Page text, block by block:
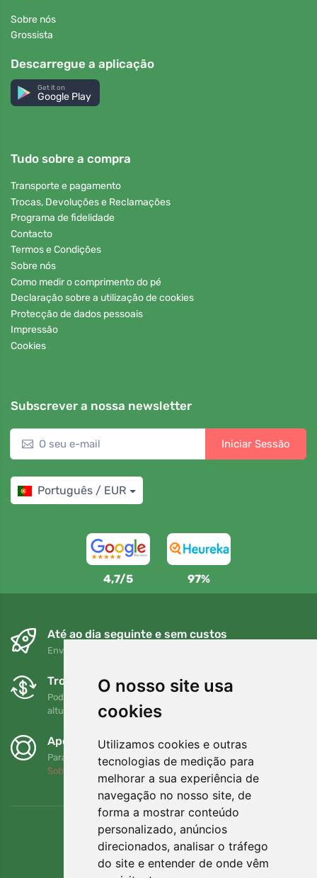
O nosso site usa
cookies
Utilizamos cookies e outras
tecnologias de medição para
melhorar a sua experiência de
navegação no nosso site, de
forma a mostrar conteúdo
personalizado, anúncios
direcionados, analisar o tráfego
do site e entender de onde vêm
Sobre nós
Grossista
Descarregue a aplicação
Get it on
Google Play
Tudo sobre a compra
Transporte e pagamento
Trocas, Devoluções e Reclamações
Programa de fidelidade
Contacto
Termos e Condições
Sobre nós
Como medir o comprimento do pé
Declaração sobre a utilização de cookies
Protecção de dados pessoais
Impressão
Cookies
Subscrever a nossa newsletter
Iniciar Sessão
Português / EUR
4,7/5 97%
Até ao dia seguinte e sem custos
Envio gratuito para encomendas superiores a 80 EUR
Trocas e devoluções gratuitas
Pode devolver ou trocar a sua encomenda em qualquer
altura no prazo de 90 dias
Apoiamos a Trees.org
Para cada encomenda plantamos uma árvore! Leia mais
Sobre nós